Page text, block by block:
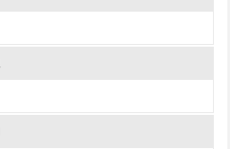
・エネルギー